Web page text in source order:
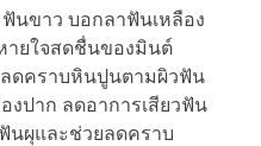
ฟันขาว บอกลาฟันเหลือง
ยใจสดชื่นของมินต์
ดคราบหินปูนตามผิวฟัน
งปาก ลดอาการเสียวฟัน
นผุและช่วยลดคราบ